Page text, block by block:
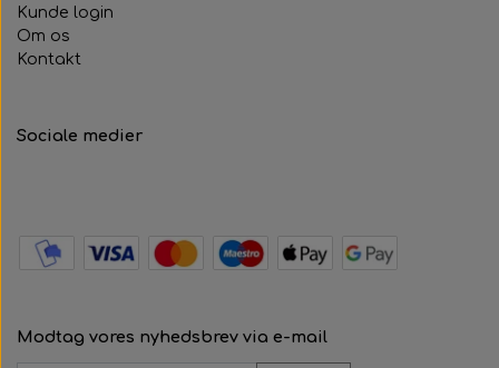
Kunde login
Om os
Kontakt
Sociale medier
Modtag vores nyhedsbrev via e-mail